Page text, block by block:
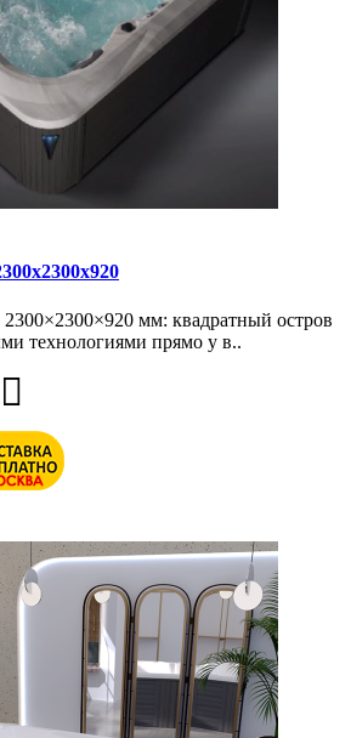
мм: квадратный остров
технологиями прямо у в..